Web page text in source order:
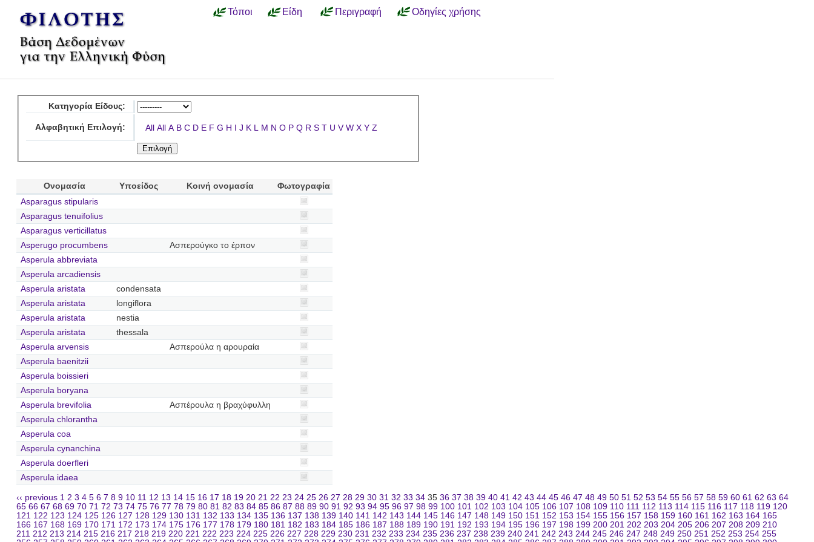
Τόποι Είδη Περιγραφή Οδηγίες χρήσης
Κατηγορία Είδους:
Αλφαβητική Επιλογή: All All A B C D E F G H I J K L M N O P Q R S T U V W X Y Z
Ονομασία Υποείδος Κοινή ονομασία
Φωτογραφία
Asparagus stipularis
Asparagus tenuifolius
Asparagus verticillatus
Asperugo procumbens
Ασπερούγκο το έρπον
Asperula abbreviata
Asperula arcadiensis
Asperula aristata
condensata
Asperula aristata
longiflora
Asperula aristata
nestia
Asperula aristata
thessala
Asperula arvensis
Ασπερούλα η αρουραία
Asperula baenitzii
Asperula boissieri
Asperula boryana
Asperula brevifolia
Ασπέρουλα η βραχύφυλλη
Asperula chlorantha
Asperula coa
Asperula cynanchina
Asperula doerfleri
Asperula idaea
‹‹ previous 1 2 3 4 5 6 7 8 9 10 11 12 13 14 15 16 17 18 19 20 21 22 23 24 25 26 27 28 29 30 31 32 33 34 35 36 37 38 39 40 41 42 43 44 45 46 47 48 49 50 51 52 53 54 55 56 57 58 59 60 61 62 63 64
65 66 67 68 69 70 71 72 73 74 75 76 77 78 79 80 81 82 83 84 85 86 87 88 89 90 91 92 93 94 95 96 97 98 99 100 101 102 103 104 105 106 107 108 109 110 111 112 113 114 115 116 117 118 119 120
121 122 123 124 125 126 127 128 129 130 131 132 133 134 135 136 137 138 139 140 141 142 143 144 145 146 147 148 149 150 151 152 153 154 155 156 157 158 159 160 161 162 163 164 165
166 167 168 169 170 171 172 173 174 175 176 177 178 179 180 181 182 183 184 185 186 187 188 189 190 191 192 193 194 195 196 197 198 199 200 201 202 203 204 205 206 207 208 209 210
211 212 213 214 215 216 217 218 219 220 221 222 223 224 225 226 227 228 229 230 231 232 233 234 235 236 237 238 239 240 241 242 243 244 245 246 247 248 249 250 251 252 253 254 255